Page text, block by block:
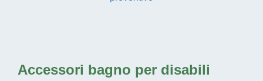
Accessori bagno per disabili